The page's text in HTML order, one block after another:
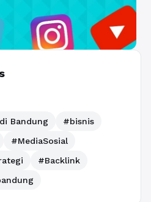
Bandung
#bisnis
#MediaSosial
#Backlink